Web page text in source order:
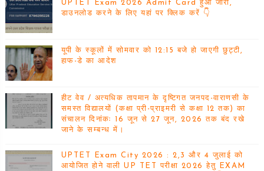
UPTET Exam 2026 Admit Card हुआ जारी,
डाउनलोड करने के लिए यहां पर क्लिक करें 👇
यूपी के स्कूलों में सोमवार को 12:15 बजे हो जाएगी छुट्टी,
हाफ-डे का आदेश
हीट वेव / अत्यधिक तापमान के दृष्टिगत जनपद-वाराणसी के
समस्त विद्यालयों (कक्षा प्री-प्राइमरी से कक्षा 12 तक) का
संचालन दिनांकः 16 जून से 27 जून, 2026 तक बंद रखे
जाने के सम्बन्ध में।
UPTET Exam City 2026 : 2,3 और 4 जुलाई को
आयोजित होने वाली UP TET परीक्षा 2026 हेतु EXAM